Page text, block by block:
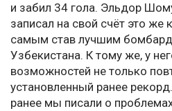
и забил 34 гола. Эльдор
записал на свой счёт это же
самым став лучшим
Узбекистана. К тому же, у
возможностей не только
установленный ранее рекорд.
ранее мы писали о